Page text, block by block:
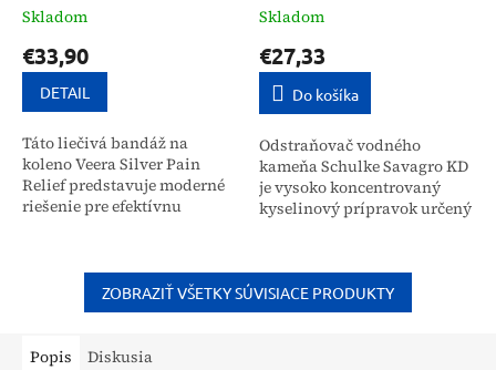
Skladom
€33,90
DETAIL
Táto liečivá bandáž na
koleno Veera Silver Pain
Relief predstavuje moderné
riešenie pre efektívnu
zloženie zahŕňa strieborné,...
Savagro KD 5 kg
Skladom
€27,33
Do košíka
Odstraňovač vodného
kameňa Schulke Savagro KD
je vysoko koncentrovaný
kyselinový prípravok určený
tankov a uzavretých
zariadení....
ZOBRAZIŤ VŠETKY SÚVISIACE PRODUKTY
Popis Diskusia